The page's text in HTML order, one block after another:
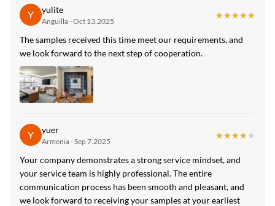
Y yulite
Anguilla - Oct 13.2025
★★★★★
★★★★★
The samples received this time meet our requirements, and
we look forward to the next step of cooperation.
Y yuer
Armenia - Sep 7.2025
★★★★★
★★★★★
Your company demonstrates a strong service mindset, and
your service team is highly professional. The entire
communication process has been smooth and pleasant, and
we look forward to receiving your samples at your earliest